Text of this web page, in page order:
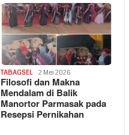
TABAGSEL 2 Mei 2026
Filosofi dan Makna
Mendalam di Balik
Manortor Parmasak pada
Resepsi Pernikahan